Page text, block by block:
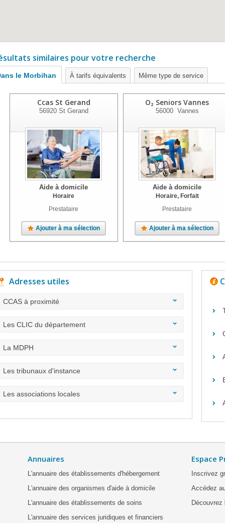
similaires pour votre recherche
le Morbihan À tarifs équivalents Même type de service
Ccas St Gerand
56920St Gerand
Aide à domicile
Horaire
Prestataire
Ajouter à ma sélection
O₂ Seniors Vannes
56000 Vannes
Aide à domicile
Horaire, Forfait
Prestataire
Ajouter à ma sélection
Adresses utiles
CCAS à proximité
Les CLIC du département
La MDPH
Les tribunaux d'instance
Les associations locales
Annuaires
L'annuaire des établissements d'hébergement
L'annuaire des organismes d'aide à domicile
L'annuaire des établissements de soins
L'annuaire des services juridiques et financiers
Espace
Inscrivez
Accédez